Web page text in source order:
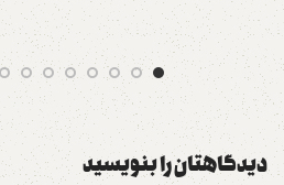
دیدگاهتان را بنویسید